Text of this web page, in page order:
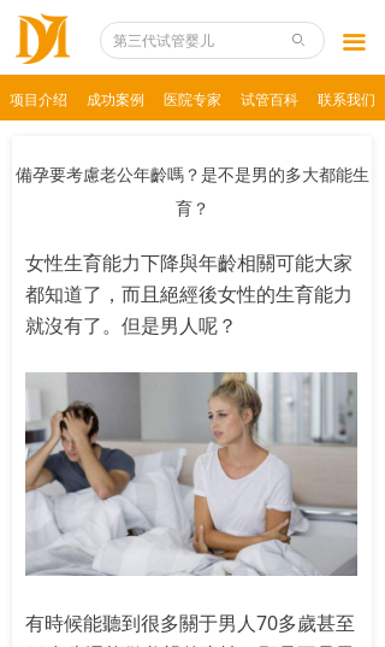
끀
项目介绍
香港试管婴儿
泰国试管婴儿
马来试管婴儿
第三代试管婴儿
项目介绍 成功案例 医院专家 试管百科 联系我们
ꄙ
女性生育能力下降與年齡相關可能大家
都知道了，而且絕經後女性的生育能力
就沒有了。但是男人呢？
有時候能聽到很多關于男人70多歲甚至
備孕要考慮老公年齡嗎？是不是男的多大都能生
育？